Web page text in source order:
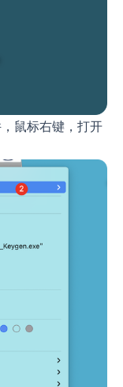
鼠标右键，打开